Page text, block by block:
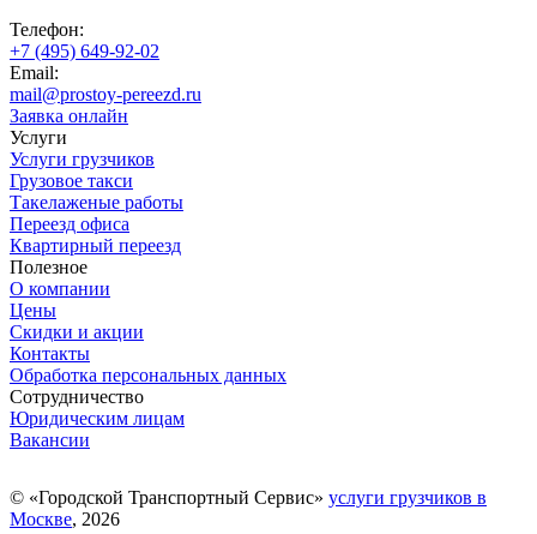
Телефон:
+7 (495) 649-92-02
Email:
mail@prostoy-pereezd.ru
Заявка онлайн
Услуги
Услуги грузчиков
Грузовое такси
Такелаженые работы
Переезд офиса
Квартирный переезд
Полезное
О компании
Цены
Скидки и акции
Контакты
Обработка персональных данных
Сотрудничество
Юридическим лицам
Вакансии
© «Городской Транспортный Сервис» услуги грузчиков в
Москве, 2026